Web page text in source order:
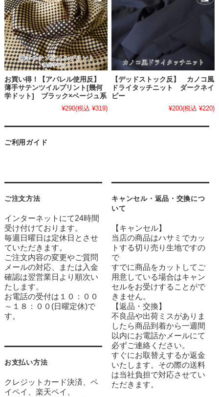
お買い得！【アパレル使用反】
薄手サテンツイルプリント[幾何
学ドット] ブラック×ベージュ系
¥290(税込 ¥319)
【デッドストック反】 カノコ風
ドライタッチニット ダークネイ
ビー
¥200(税込 ¥220)
ご利用ガイド
ご注文方法
インターネットにて24時間
受け付けております。
毎週日曜日は定休日とさせ
ていただきます。
ご注文内容の変更やご質問
メールの対応、または入金
確認は翌営業日より順次い
たします。
お電話の受付は１０：００
～１８：００(日曜定休)で
す。
お支払い方法
クレジットカード決済、ペ
イペイ、楽天ペイ、
キャンセル・返品・交換につ
いて
【キャンセル】
当店の商品はハサミでカッ
トする切り売り生地ですの
で
すでに商品をカットしてご
用意している場合はキャン
セルをお受けすることがで
きません。
【返品・交換】
不良品や出荷ミスがありま
したら商品到着から一週間
以内にお電話かメールにて
必ずご連絡ください。
すぐにお取替えするか返金
いたします。その際の送料
は当社負担で対応させてい
ただきます。